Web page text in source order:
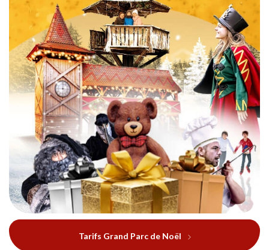
Tarifs Grand Parc de Noël